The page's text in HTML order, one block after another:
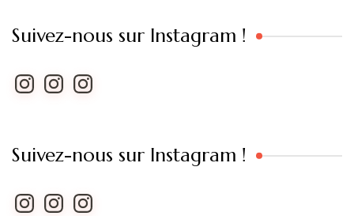
Suivez-nous sur Instagram !
Instagram
InstagramInstagram
Suivez-nous sur Instagram !
Instagram
InstagramInstagram